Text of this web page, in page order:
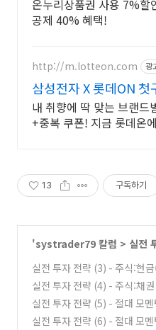
온누리상품권 사용 7%할
공제 40% 혜택!
http://m.lotteon.com 광
삼성전자 X 롯데ON 첫
대 5천원 혜택!
내 취향에 딱 맞는 브랜드
+중복 쿠폰! 지금 롯데온
13 구독하기
'systrader79 칼럼 > 실전
실전 투자 전략 (3) - 주식:현
합 전략
(1)
실전 투자 전략 (4) - 주식:채
(risk parity 전략)
(7)
실전 투자 전략 (5) - 절대 모
실전 투자 전략 (6) - 절대 모